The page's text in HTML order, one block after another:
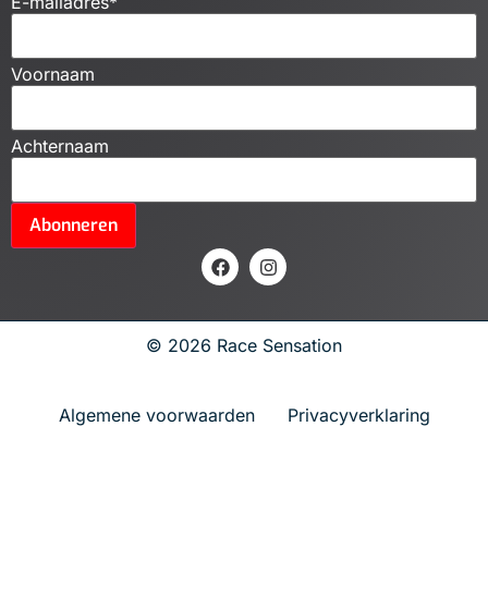
Voornaam
Achternaam
Abonneren
© 2026 Race Sensation
Algemene voorwaarden Privacyverklaring